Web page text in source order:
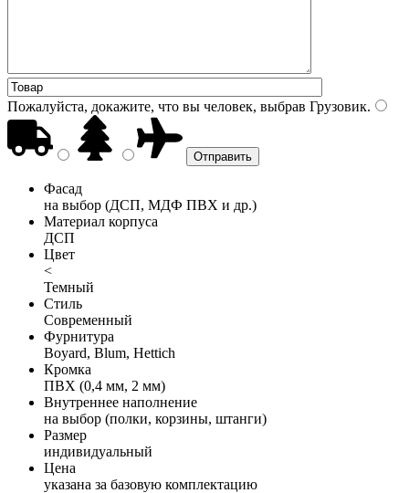
Пожалуйста, докажите, что вы человек, выбрав Грузовик.
Фасад
на выбор (ДСП, МДФ ПВХ и др.)
Материал корпуса
ДСП
Цвет
<
Темный
Стиль
Современный
Фурнитура
Boyard, Blum, Hettich
Кромка
ПВХ (0,4 мм, 2 мм)
Внутреннее наполнение
на выбор (полки, корзины, штанги)
Размер
индивидуальный
Цена
указана за базовую комплектацию